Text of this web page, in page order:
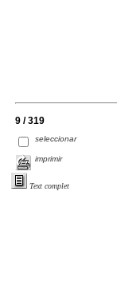
9 / 319
seleccionar
imprimir
Text complet